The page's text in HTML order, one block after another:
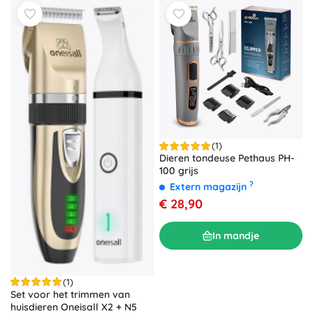
(1)
Set voor het trimmen van
huisdieren Oneisall X2 + N5
(1)
Dieren tondeuse Pethaus PH-
100 grijs
Extern magazijn ?
€ 28,90
In mandje